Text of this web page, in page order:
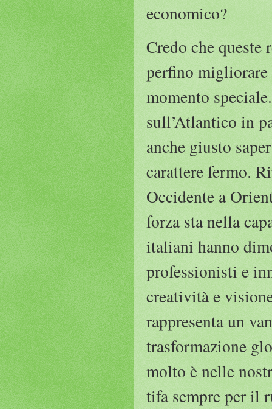
economico?
Credo che
perfino migliorare
momento
sull’Atlantico in
anche giusto
carattere fermo.
Occidente a
forza sta nella
italiani hanno
professionisti e
creatività e
rappresenta un
trasformazione
molto è nelle
tifa sempre per il